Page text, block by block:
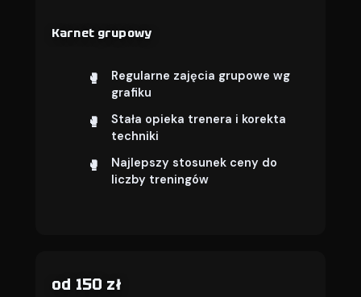
Karnet grupowy
Regularne zajęcia grupowe wg
grafiku
Stała opieka trenera i korekta
techniki
Najlepszy stosunek ceny do
liczby treningów
od 150 zł